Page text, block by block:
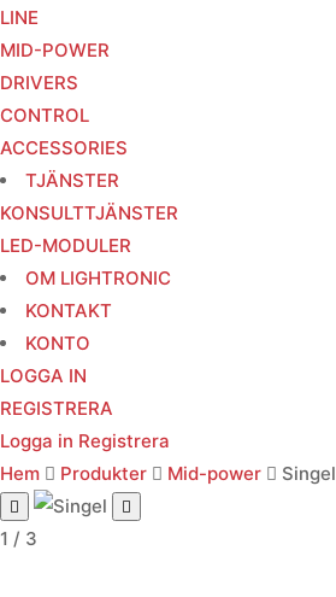
LINE
MID-POWER
DRIVERS
CONTROL
ACCESSORIES
TJÄNSTER
KONSULTTJÄNSTER
LED-MODULER
OM LIGHTRONIC
KONTAKT
KONTO
LOGGA IN
REGISTRERA
Logga in Registrera
Hem
Produkter Mid-power Singel
1 / 3